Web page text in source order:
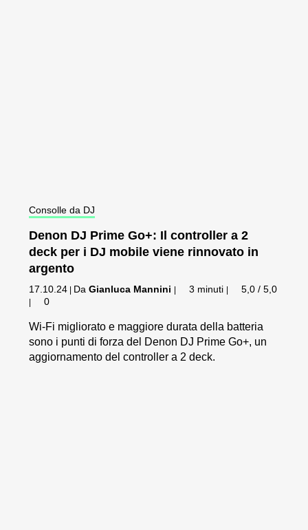
Consolle da DJ
Denon DJ Prime Go+: Il controller a 2
deck per i DJ mobile viene rinnovato in
argento
17.10.24 DaGianluca Mannini 3 minuti 5,0 / 5,0
0
Wi-Fi migliorato e maggiore durata della batteria
sono i punti di forza del Denon DJ Prime Go+, un
aggiornamento del controller a 2 deck.